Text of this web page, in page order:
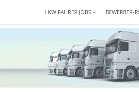
LKW FAHRER JOBS BEWERBER-